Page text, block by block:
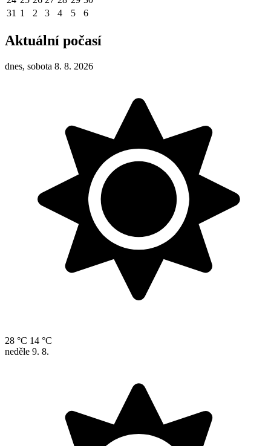
31 1 2 3 4 5 6
Aktuální počasí
dnes, sobota 8. 8. 2026
28 °C 14 °C
neděle 9. 8.